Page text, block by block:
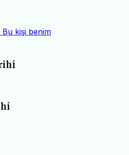
Bu kişi benim